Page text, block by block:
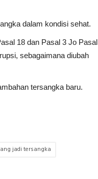
dalam kondisi sehat.
18 dan Pasal 3 Jo Pasal
sebagaimana diubah
tersangka baru.
jadi tersangka